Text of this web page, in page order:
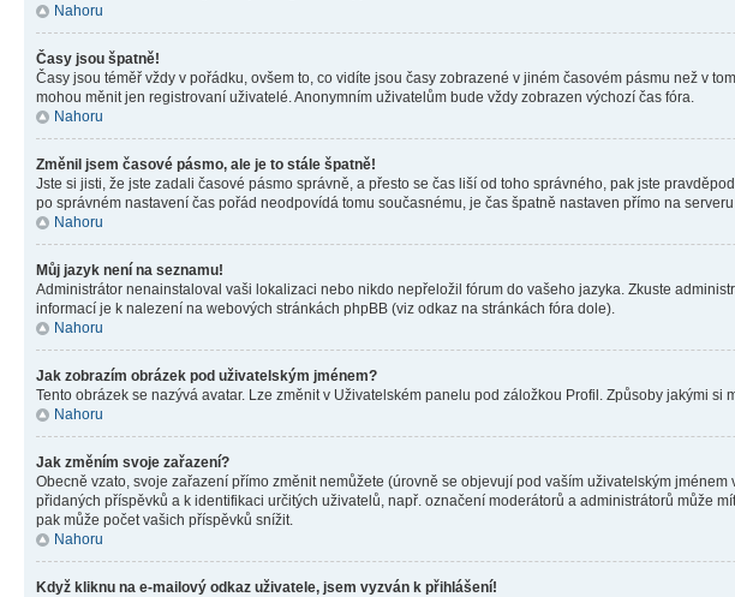
Nahoru
Časy jsou špatně!
Časy jsou téměř vždy v pořádku, ovšem to, co vidíte jsou časy zobrazené v jiném časovém pásmu než v
mohou měnit jen registrovaní uživatelé. Anonymním uživatelům bude vždy zobrazen výchozí čas fóra.
Nahoru
Změnil jsem časové pásmo, ale je to stále špatně!
Jste si jisti, že jste zadali časové pásmo správně, a přesto se čas liší od toho správného, pak jste
po správném nastavení čas pořád neodpovídá tomu současnému, je čas špatně nastaven přímo na
Nahoru
Můj jazyk není na seznamu!
Administrátor nenainstaloval vaši lokalizaci nebo nikdo nepřeložil fórum do vašeho jazyka. Zkuste
informací je k nalezení na webových stránkách phpBB (viz odkaz na stránkách fóra dole).
Nahoru
Jak zobrazím obrázek pod uživatelským jménem?
Tento obrázek se nazývá avatar. Lze změnit v Uživatelském panelu pod záložkou Profil. Způsoby jakými
Nahoru
Jak změním svoje zařazení?
Obecně vzato, svoje zařazení přímo změnit nemůžete (úrovně se objevují pod vaším uživatelským
přidaných příspěvků a k identifikaci určitých uživatelů, např. označení moderátorů a administrátorů může
pak může počet vašich příspěvků snížit.
Nahoru
Když kliknu na e-mailový odkaz uživatele, jsem vyzván k přihlášení!